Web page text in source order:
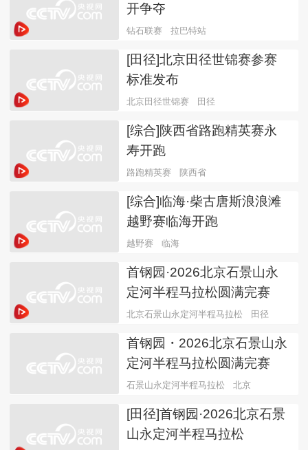
开争夺
钻石联赛 拉巴特站
[田径]北京田径世锦赛参赛
标准发布
北京田径世锦赛 田径
[综合]陕西省路跑精英赛永
寿开跑
路跑精英赛 陕西省
[综合]临海·柴古唐斯浪浪滩
越野赛临海开跑
越野赛 临海
首钢园·2026北京石景山永
定河半程马拉松圆满完赛
北京石景山永定河半程马拉松 田径
首钢园・2026北京石景山永
定河半程马拉松圆满完赛
石景山永定河半程马拉松 北京
[田径]首钢园·2026北京石景
山永定河半程马拉松